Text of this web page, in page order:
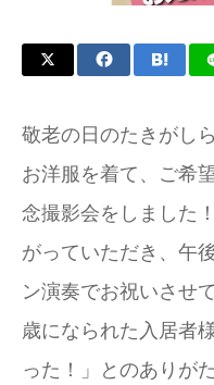
敬老の日のたきがし
お洋服を着て、ご希
念撮影会をしました
がっていただき、午
ン演奏でお祝いさせ
歳になられた入居者
った！」とのありが